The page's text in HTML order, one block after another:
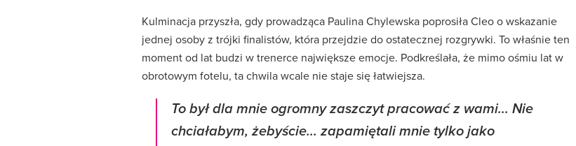
Kulminacja przyszła, gdy prowadząca Paulina Chylewska poprosiła Cleo o wskazanie
jednej osoby z trójki finalistów, która przejdzie do ostatecznej rozgrywki. To właśnie ten
moment od lat budzi w trenerce największe emocje. Podkreślała, że mimo ośmiu lat w
obrotowym fotelu, ta chwila wcale nie staje się łatwiejsza.
To był dla mnie ogromny zaszczyt pracować z wami... Nie
chciałabym, żebyście... zapamiętali mnie tylko jako